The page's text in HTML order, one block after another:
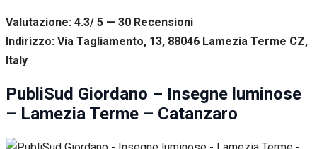
Valutazione: 4.3/ 5 — 30 Recensioni
Indirizzo: Via Tagliamento, 13, 88046 Lamezia Terme CZ,
Italy
PubliSud Giordano – Insegne luminose
– Lamezia Terme – Catanzaro